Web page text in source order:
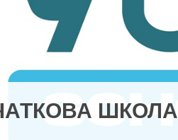
ШКОЛА